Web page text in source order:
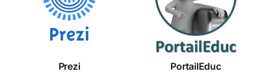
Prezi
Prezi
PortailEduc
PortailEduc